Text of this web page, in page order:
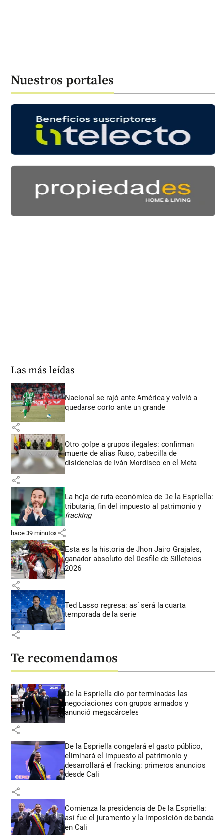
Nuestros portales
Las más leídas
Nacional se rajó ante América y volvió a
quedarse corto ante un grande
share
Otro golpe a grupos ilegales: confirman
muerte de alias Ruso, cabecilla de
disidencias de Iván Mordisco en el Meta
share
La hoja de ruta económica de De la Espriella:
tributaria, fin del impuesto al patrimonio y
fracking
hace 39 minutos share
Esta es la historia de Jhon Jairo Grajales,
ganador absoluto del Desfile de Silleteros
2026
share
Ted Lasso regresa: así será la cuarta
temporada de la serie
share
Te recomendamos
De la Espriella dio por terminadas las
negociaciones con grupos armados y
anunció megacárceles
share
De la Espriella congelará el gasto público,
eliminará el impuesto al patrimonio y
desarrollará el fracking: primeros anuncios
desde Cali
share
Comienza la presidencia de De la Espriella:
así fue el juramento y la imposición de banda
en Cali